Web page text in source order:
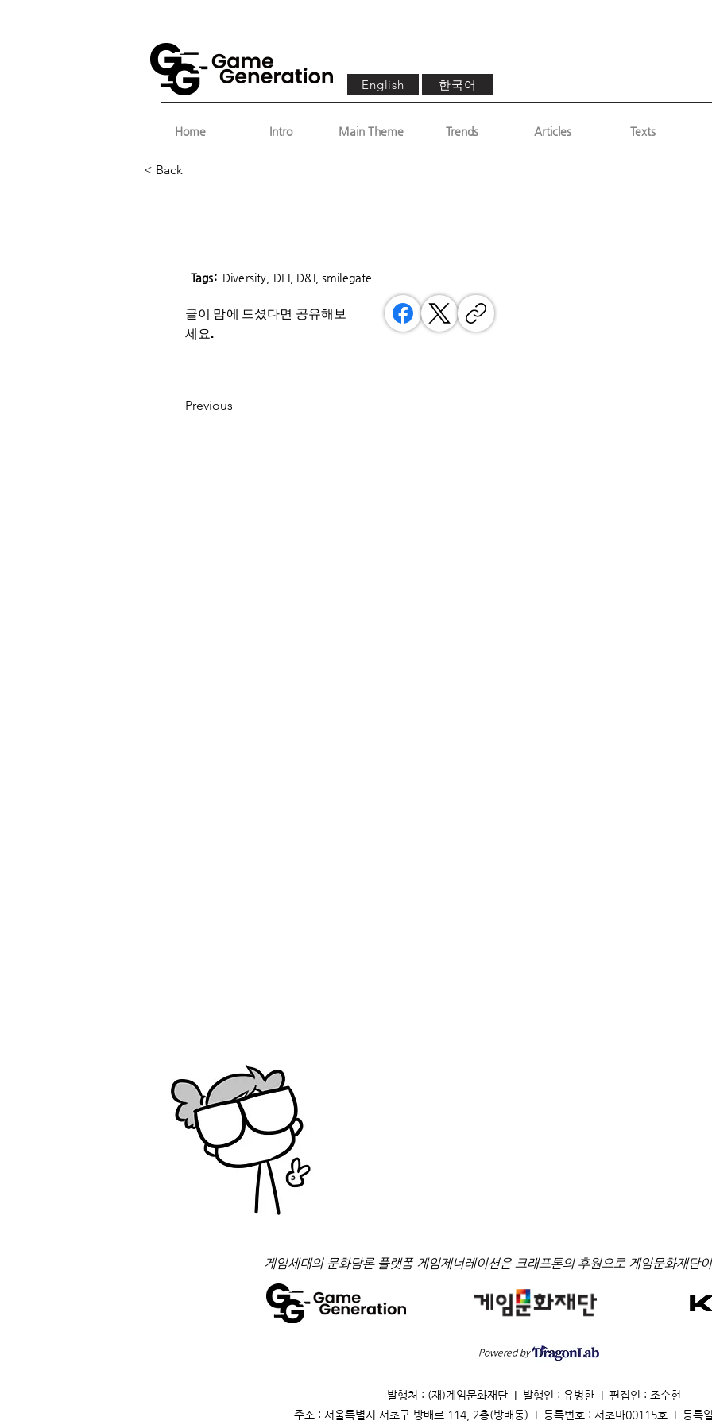
English 한국어
Home Intro Main Theme Trends Articles Texts
< Back
Tags: Diversity, DEI, D&I, smilegate
글이 맘에 드셨다면 ​공유해보
세요.
Previous
게임세대의 문화담론 플랫폼 게임제너레이션은 크래프톤의 후원으로 게임문화재단
Powered by
발행처 : (재)게임문화재단 I 발행인 : 유병한 I 편집인 : 조수현
주소 : 서울특별시 서초구 방배로 114, 2층(방배동) I 등록번호 : 서초마00115호 I 등록